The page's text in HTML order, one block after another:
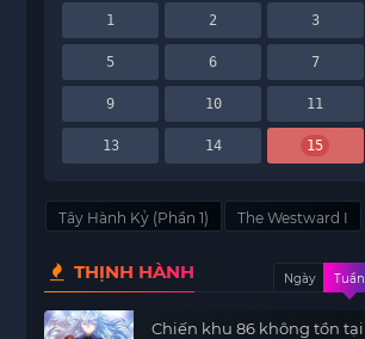
1 2 3
5 6 7
9 10 11
13 14 15
Tây Hành Kỷ (Phần 1) The Westward I
THỊNH HÀNH Ngày Tuần
Chiến khu 86 không tồn tại